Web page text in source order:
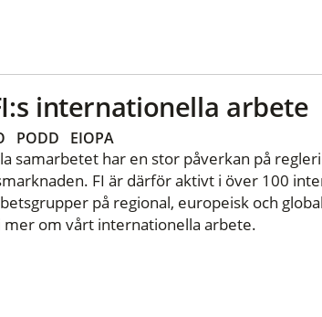
internationella arbete
PODD EIOPA
samarbetet har en stor påverkan på
FI är därför aktivt i över 100
på regional, europeisk och
om vårt internationella arbete.